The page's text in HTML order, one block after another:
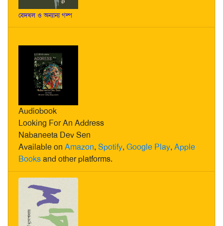
বেদখল ও অন্যান্য গল্প
Audiobook
Looking For An Address
Nabaneeta Dev Sen
Available on Amazon, Spotify, Google Play, Apple
Booksand other platforms.